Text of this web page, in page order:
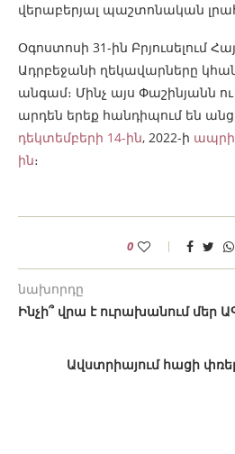
վերաբերյալ պաշտոնական
Օգոստոսի 31-ին Բրյուսելում
Ադրբեջանի ղեկավարները
անգամ։ Մինչ այս Փաշինյանն ու
արդեն երեք հանդիպում են
դեկտեմբերի 14-ին, 2022-ի
ին։
0
նախորդը
Ինչի՞ վրա է ուրախանում մեր
Ավստրիայում հացի